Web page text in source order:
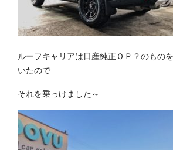
ルーフキャリアは日産純正ＯＰ？のもの
いたので
それを乗っけました～